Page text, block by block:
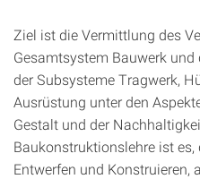
Ziel ist die Vermittlung des
Gesamtsystem Bauwerk
der Subsysteme Tragwerk,
Ausrüstung unter den
Gestalt und der
Baukonstruktionslehre ist
Entwerfen und Konstruieren,